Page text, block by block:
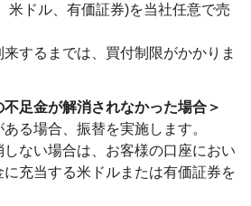
米ドル、有価証券)を当社任意で売
するまでは、買付制限がかかりま
足金が解消されなかった場合＞
る場合、振替を実施します。
ない場合は、お客様の口座におい
充当する米ドルまたは有価証券を